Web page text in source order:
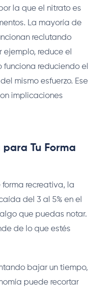
la que el nitrato es
La mayoría de
reclutando
ejemplo, reduce el
funciona reduciendo el
mismo esfuerzo. Ese
implicaciones
para Tu Forma
forma recreativa, la
del 3 al 5% en el
que puedas notar.
de lo que estés
bajar un tiempo,
puede recortar